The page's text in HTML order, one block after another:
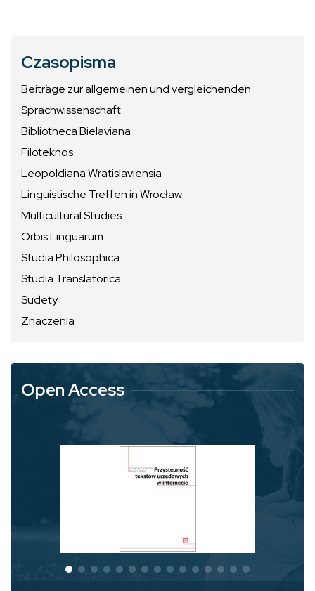
Czasopisma
Beiträge zur allgemeinen und vergleichenden
Sprachwissenschaft
Bibliotheca Bielaviana
Filoteknos
Leopoldiana Wratislaviensia
Linguistische Treffen in Wrocław
Multicultural Studies
Orbis Linguarum
Studia Philosophica
Studia Translatorica
Sudety
Znaczenia
Open Access